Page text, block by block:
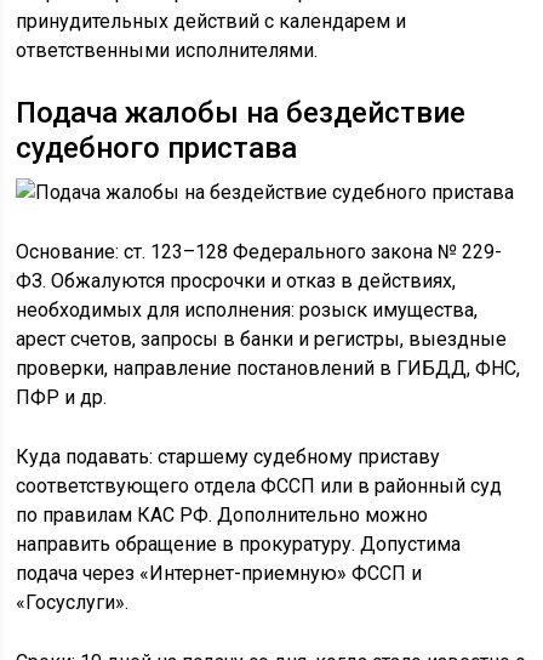
принудительных действий с календарем и
ответственными исполнителями.
Подача жалобы на бездействие
судебного пристава
Основание: ст. 123–128 Федерального закона № 229-
ФЗ. Обжалуются просрочки и отказ в действиях,
необходимых для исполнения: розыск имущества,
арест счетов, запросы в банки и регистры, выездные
проверки, направление постановлений в ГИБДД, ФНС,
ПФР и др.
Куда подавать: старшему судебному приставу
соответствующего отдела ФССП или в районный суд
по правилам КАС РФ. Дополнительно можно
направить обращение в прокуратуру. Допустима
подача через «Интернет-приемную» ФССП и
«Госуслуги».